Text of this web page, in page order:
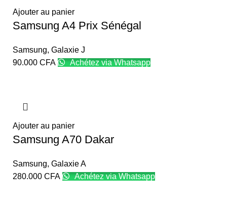
Ajouter au panier
Samsung A4 Prix Sénégal
Samsung, Galaxie J
90.000 CFA Achétez via Whatsapp
Ajouter au panier
Samsung A70 Dakar
Samsung, Galaxie A
280.000 CFA Achétez via Whatsapp